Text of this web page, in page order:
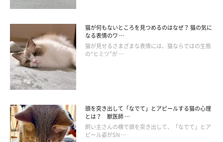
ホルモンバランスの影響で太りやすくなる
子宮や卵巣を摘出するとホルモンバランスが変化し、太りやすく
猫が何もないところを見つめるのはなぜ？ 猫の気に
なる表情のワ …
猫が見せるさまざまな表情には、猫ならではの生態
の“ヒミツ”が …
頭を突き出して「なでて」とアピールする猫の心理
とは？ 獣医師 …
飼い主さんの横で頭を突き出して、「なでて」とア
ピール姿がSN …